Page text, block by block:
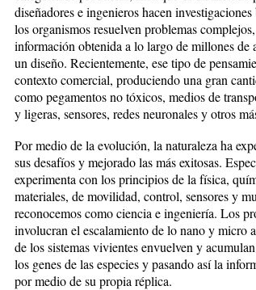
diseñadores e ingenieros hacen
los organismos resuelven problemas
información obtenida a lo largo de millones de
un diseño. Recientemente, ese tipo de
contexto comercial, produciendo una gran
como pegamentos no tóxicos, medios de
y ligeras, sensores, redes neuronales y otros
Por medio de la evolución, la naturaleza ha
sus desafíos y mejorado las más exitosas.
experimenta con los principios de la física,
materiales, de movilidad, control, sensores y
reconocemos como ciencia e ingeniería. Los
involucran el escalamiento de lo nano y micro
de los sistemas vivientes envuelven y
los genes de las especies y pasando así la
por medio de su propia réplica.